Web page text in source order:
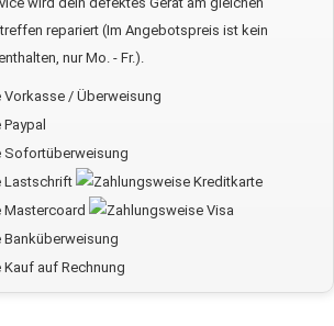
repariert (Im Angebotspreis ist kein
nur Mo. - Fr.).